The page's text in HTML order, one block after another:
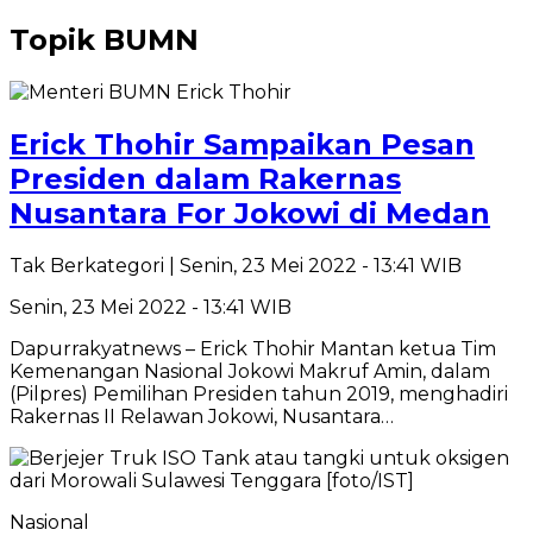
Topik BUMN
Erick Thohir Sampaikan Pesan
Presiden dalam Rakernas
Nusantara For Jokowi di Medan
Tak Berkategori | Senin, 23 Mei 2022 - 13:41 WIB
Senin, 23 Mei 2022 - 13:41 WIB
Dapurrakyatnews – Erick Thohir Mantan ketua Tim
Kemenangan Nasional Jokowi Makruf Amin, dalam
(Pilpres) Pemilihan Presiden tahun 2019, menghadiri
Rakernas II Relawan Jokowi, Nusantara…
Nasional